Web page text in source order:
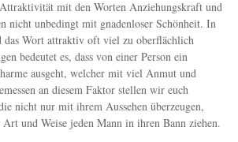
mit den Worten Anziehungskraft und
nicht unbedingt mit gnadenloser Schönheit. In
das Wort attraktiv oft viel zu oberflächlich
bedeutet es, dass von einer Person ein
ausgeht, welcher mit viel Anmut und
an diesem Faktor stellen wir euch
nicht nur mit ihrem Aussehen überzeugen,
und Weise jeden Mann in ihren Bann ziehen.